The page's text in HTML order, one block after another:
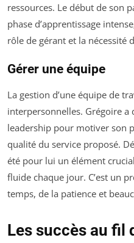
ressources. Le début de son
phase d’apprentissage
rôle de gérant et la nécessité
Gérer une équipe
La gestion d’une équipe de
interpersonnelles. Grégoire a
leadership pour motiver son
qualité du service proposé.
été pour lui un élément
fluide chaque jour. C’est un
temps, de la patience et
Les succès au fil